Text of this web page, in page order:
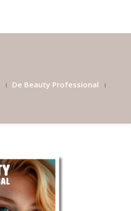
De Beauty Professional